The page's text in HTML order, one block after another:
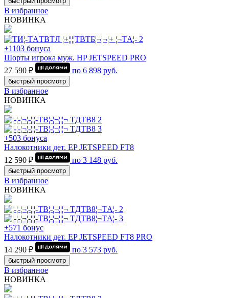
В избранное
НОВИНКА
+1103 бонуса
Шорты игрока муж. HP JETSPEED PRO
27 590 ₽
по 6 898 руб.
быстрый просмотр
В избранное
НОВИНКА
+503 бонуса
Налокотники дет. EP JETSPEED FT8
12 590 ₽
по 3 148 руб.
быстрый просмотр
В избранное
НОВИНКА
+571 бонус
Налокотники дет. EP JETSPEED FT8 PRO
14 290 ₽
по 3 573 руб.
быстрый просмотр
В избранное
НОВИНКА